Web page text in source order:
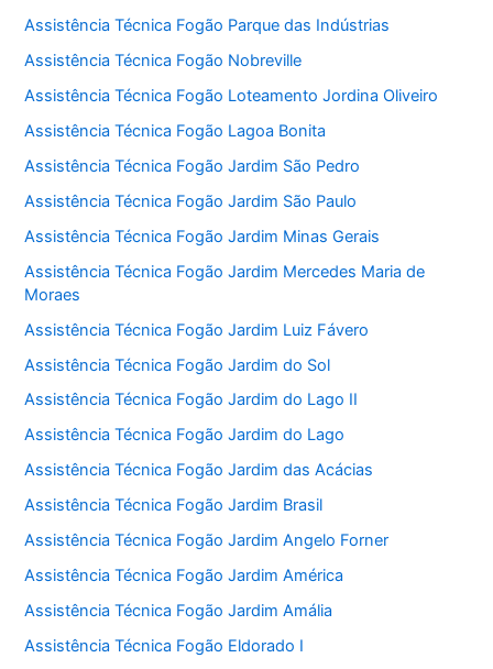
Assistência Técnica Fogão Parque das Indústrias
Assistência Técnica Fogão Nobreville
Assistência Técnica Fogão Loteamento Jordina Oliveiro
Assistência Técnica Fogão Lagoa Bonita
Assistência Técnica Fogão Jardim São Pedro
Assistência Técnica Fogão Jardim São Paulo
Assistência Técnica Fogão Jardim Minas Gerais
Assistência Técnica Fogão Jardim Mercedes Maria de
Moraes
Assistência Técnica Fogão Jardim Luiz Fávero
Assistência Técnica Fogão Jardim do Sol
Assistência Técnica Fogão Jardim do Lago II
Assistência Técnica Fogão Jardim do Lago
Assistência Técnica Fogão Jardim das Acácias
Assistência Técnica Fogão Jardim Brasil
Assistência Técnica Fogão Jardim Angelo Forner
Assistência Técnica Fogão Jardim América
Assistência Técnica Fogão Jardim Amália
Assistência Técnica Fogão Eldorado I